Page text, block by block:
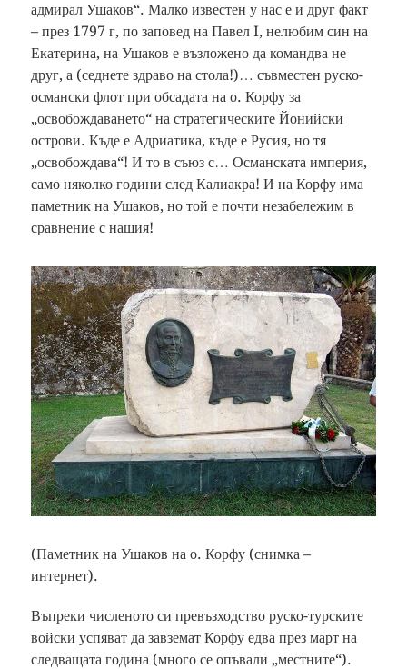
адмирал Ушаков“. Малко известен у нас е и друг факт
– през 1797 г, по заповед на Павел I, нелюбим син на
Екатерина, на Ушаков е възложено да командва не
друг, а (седнете здраво на стола!)… съвместен руско-
османски флот при обсадата на о. Корфу за
„освобождаването“ на стратегическите Йонийски
острови. Къде е Адриатика, къде е Русия, но тя
„освобождава“! И то в съюз с… Османската империя,
само няколко години след Калиакра! И на Корфу има
паметник на Ушаков, но той е почти незабележим в
сравнение с нашия!
(Паметник на Ушаков на о. Корфу (снимка –
интернет).
Въпреки численото си превъзходство руско-турските
войски успяват да завземат Корфу едва през март на
следващата година (много се опъвали „местните“).